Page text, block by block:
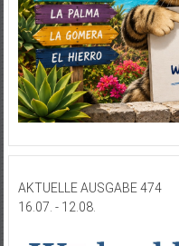
AKTUELLE AUSGABE 474
16.07. - 12.08.